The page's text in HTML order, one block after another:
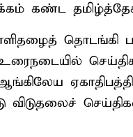
கண்ட
நாளிதழைத்
விடுதலைச்